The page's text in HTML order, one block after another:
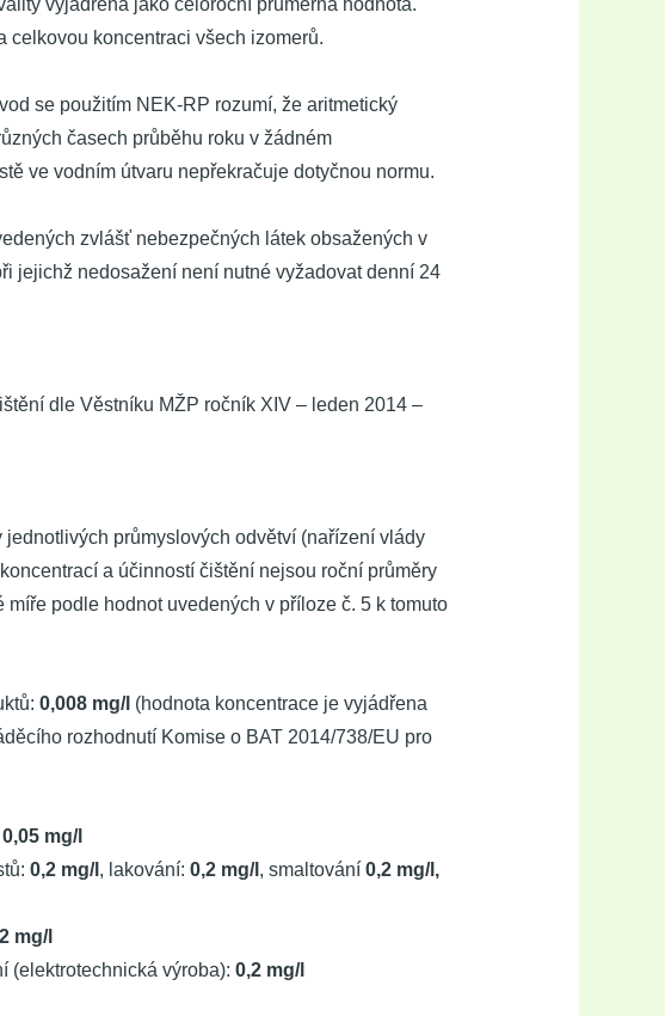
vyjádřená jako celoroční průměrná hodnota.
celkovou koncentraci všech izomerů.
se použitím NEK-RP rozumí, že aritmetický
časech průběhu roku v žádném
ve vodním útvaru nepřekračuje dotyčnou normu.
zvlášť nebezpečných látek obsažených v
jejichž nedosažení není nutné vyžadovat denní 24
dle Věstníku MŽP ročník XIV – leden 2014 –
průmyslových odvětví (nařízení vlády
a účinností čištění nejsou roční průměry
podle hodnot uvedených v příloze č. 5 k tomuto
0,008 mg/l (hodnota koncentrace je vyjádřena
rozhodnutí Komise o BAT 2014/738/EU pro
0,05 mg/l
0,2 mg/l , lakování: 0,2 mg/l , smaltování 0,2 mg/l,
mg/l
(elektrotechnická výroba): 0,2 mg/l